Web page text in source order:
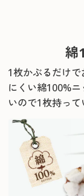
綿
1枚かぶるだけで
にくい綿100%
いので1枚持っ